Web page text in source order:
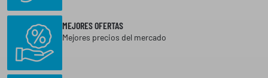
MEJORES OFERTAS
Mejores precios del mercado